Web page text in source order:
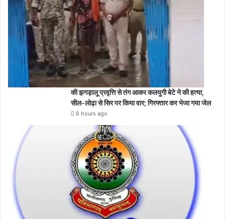
की झगड़ालू प्रवृत्ति से तंग आकर कलयुगी बेटे ने की हत्या,
सील-लोढ़ा से सिर पर किया वार; गिरफ्तार कर भेजा गया जेल
6 hours ago